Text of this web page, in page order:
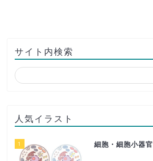
サイト内検索
人気イラスト
1 細胞・細胞小器官